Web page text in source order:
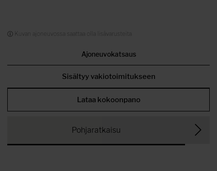
Kuvan ajoneuvossa saattaa olla lisävarusteita
Ajoneuvokatsaus
Sisältyy vakiotoimitukseen
Lataa kokoonpano
Pohjaratkaisu